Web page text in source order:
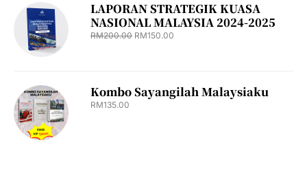
LAPORAN STRATEGIK KUASA
NASIONAL MALAYSIA 2024-2025
RM200.00 RM150.00
Kombo Sayangilah Malaysiaku
RM135.00